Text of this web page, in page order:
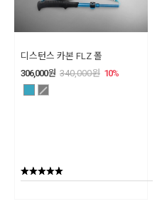
디스턴스 카본 FLZ 폴
306,000원 340,000원 10%